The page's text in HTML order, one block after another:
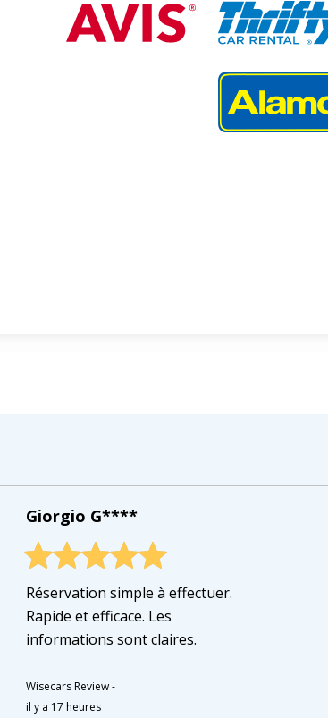
Giorgio G****
Réservation simple à effectuer.
Rapide et efficace. Les
informations sont claires.
Wisecars Review-
il y a 17 heures